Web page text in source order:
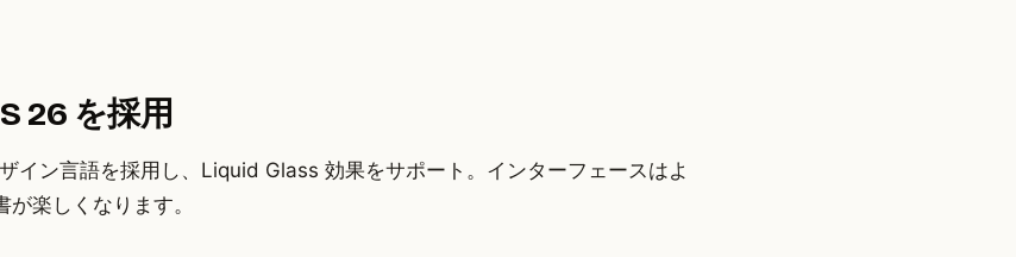
26 を採用
イン言語を採用し、Liquid Glass 効果をサポート。インターフェースはよ
楽しくなります。